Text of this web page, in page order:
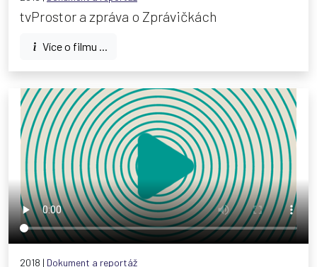
tvProstor a zpráva o Zprávičkách
Více o filmu ...
2018 | Dokument a reportáž